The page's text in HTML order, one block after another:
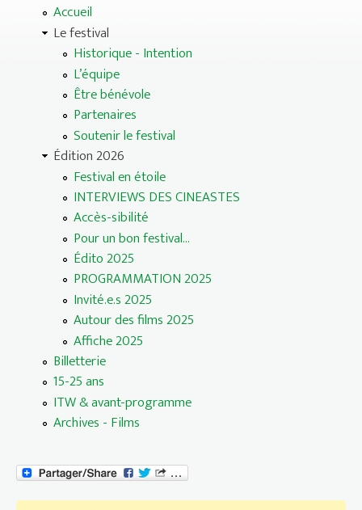
Accueil
Le festival
Historique - Intention
L’équipe
Être bénévole
Partenaires
Soutenir le festival
Édition 2026
Festival en étoile
INTERVIEWS DES CINEASTES
Accès-sibilité
Pour un bon festival...
Édito 2025
PROGRAMMATION 2025
Invité.e.s 2025
Autour des films 2025
Affiche 2025
Billetterie
15-25 ans
ITW & avant-programme
Archives - Films